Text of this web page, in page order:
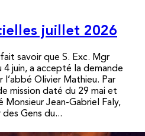
juillet 2026
savoir que S. Exc. Mgr
4 juin, a accepté la demande
l’abbé Olivier Mathieu. Par
mission daté du 29 mai et
Monsieur Jean-Gabriel Faly,
Gens du...